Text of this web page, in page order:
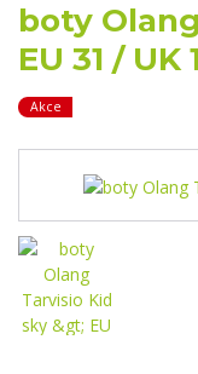
boty
EU 31 / UK
Akce